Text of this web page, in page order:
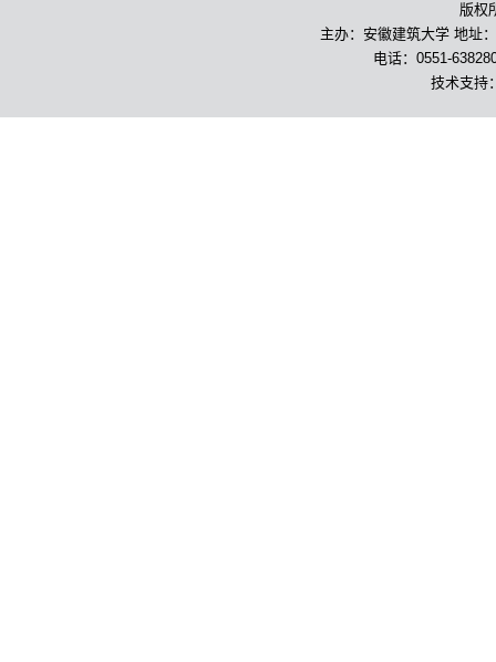
版权
主办：安徽建筑大学 地址
电话：0551-
技术支持